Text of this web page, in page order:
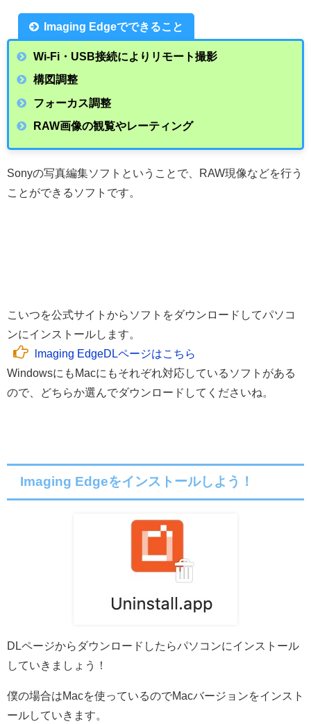
Imaging Edgeでできること
Wi-Fi・USB接続によりリモート撮影
構図調整
フォーカス調整
RAW画像の観覧やレーティング
Sonyの写真編集ソフトということで、RAW現像などを行う
ことができるソフトです。
こいつを公式サイトからソフトをダウンロードしてパソコ
ンにインストールします。
lmaging EdgeDLページはこちら
WindowsにもMacにもそれぞれ対応しているソフトがある
ので、どちらか選んでダウンロードしてくださいね。
Imaging Edgeをインストールしよう！
DLページからダウンロードしたらパソコンにインストール
していきましょう！
僕の場合はMacを使っているのでMacバージョンをインスト
ールしていきます。